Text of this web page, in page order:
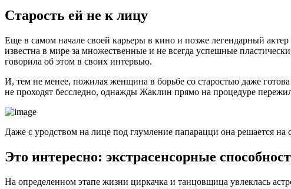
Старость ей не к лицу
Еще в самом начале своей карьеры в кино и позже легендарный
известна в мире за множественные и не всегда успешные
говорила об этом в своих интервью.
И, тем не менее, пожилая женщина в борьбе со старостью даже
не проходят бесследно, однажды Жаклин прямо на процедуре
Даже с уродством на лице под глумление папарацци она решается
Это интересно: экстрасенсорные
На определенном этапе жизни циркачка и танцовщица увлеклась